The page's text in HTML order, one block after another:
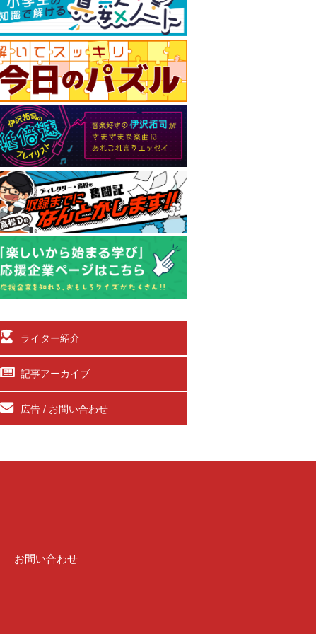
ライター紹介
記事アーカイブ
広告 / お問い合わせ
お問い合わせ